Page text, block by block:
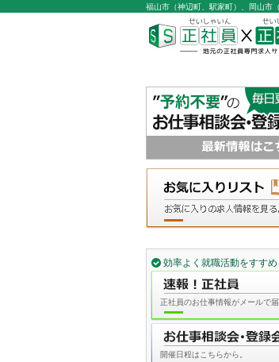
福山市（神辺町、駅家町）、岡山市
効率よく就職活動をすすめ
正社員のお仕事情報がメールで届
開催日程はこちらから。